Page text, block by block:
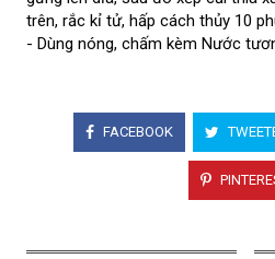
trên, rắc kỉ tử, hấp cách thủy 10
- Dùng nóng, chấm kèm Nước
FACEBOOK